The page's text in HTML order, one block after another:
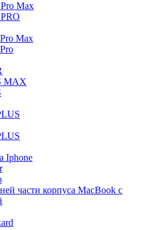
Max
Max
MAX
Iphone
части корпуса MacBook с